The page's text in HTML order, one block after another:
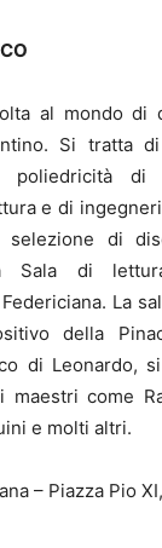
al mondo di
Si tratta
poliedricità di
e di
selezione di
Sala di
La
della
di Leonardo,
maestri come
e molti altri.
– Piazza Pio